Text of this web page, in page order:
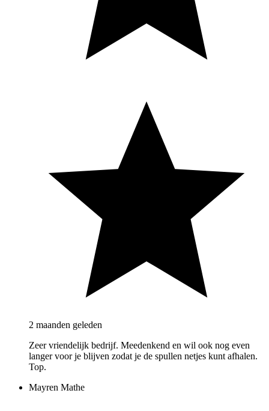
2 maanden geleden
Zeer vriendelijk bedrijf. Meedenkend en wil ook nog even
langer voor je blijven zodat je de spullen netjes kunt afhalen.
Top.
Mayren Mathe